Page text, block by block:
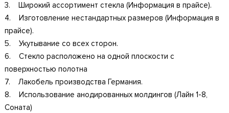
3. Широкий ассортимент стекла (Информация в прайсе).
4. Изготовление нестандартных размеров (Информация в
прайсе).
5. Укутывание со всех сторон.
6. Стекло расположено на одной плоскости с
поверхностью полотна
7. Лакобель производства Германия.
8. Использование анодированных молдингов (Лайн 1-8,
Соната)